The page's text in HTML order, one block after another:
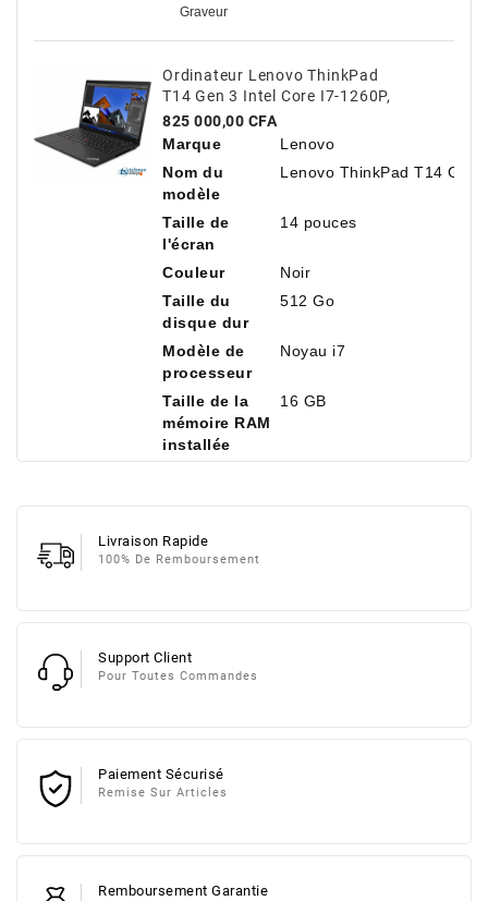
Graveur
Ordinateur Lenovo ThinkPad
T14 Gen 3 Intel Core I7-1260P,
14" Antireflet, 16 Go De RAM,
512 Go De SSD NVMe
Prix
825 000,00 CFA
Marque
Lenovo
Nom du
modèle
Lenovo ThinkPad T14 Gen
Taille de
l'écran
14 pouces
Couleur
Noir
Taille du
disque dur
512 Go
Modèle de
processeur
Noyau i7
Taille de la
mémoire RAM
installée
16 GB
Livraison Rapide
100% De Remboursement
Support Client
Pour Toutes Commandes
Paiement Sécurisé
Remise Sur Articles
Remboursement Garantie